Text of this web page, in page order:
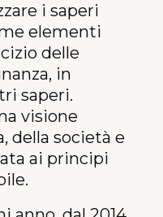
i saperi
elementi
delle
in
saperi.
visione
della società e
ai principi